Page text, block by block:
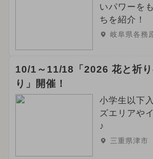
いパワーを
ちを紹介！
岐阜県各務
10/1～11/18「2026 花と祈
り」開催！
小学生以下
ズエリアや
♪
三重県津市